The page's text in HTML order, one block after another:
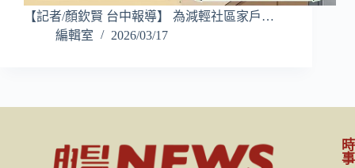
【記者/顏欽賢 台中報導】 為減輕社區家戶…
編輯室
2026/03/17
時
事